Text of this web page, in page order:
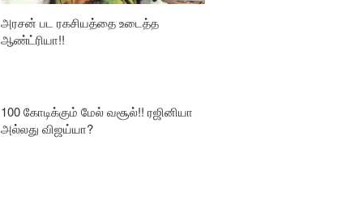
அரசன் பட ரகசியத்தை உடைத்த
ஆண்ட்ரியா!!
100 கோடிக்கும் மேல் வசூல்!! ரஜினியா
அல்லது விஜய்யா?